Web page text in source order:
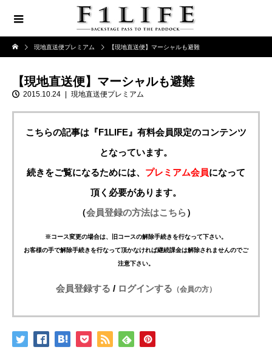
現地直送便プレミアム 【現地直送便】マーシャルも避難
【現地直送便】マーシャルも避難
2015.10.24 現地直送便プレミアム
こちらの記事は『F1LIFE』有料会員限定のコンテンツ
となっています。
続きをご覧になるためには、 プレミアム会員になって
頂く必要があります。
（会員登録の方法はこちら）
※コース変更の場合は、旧コースの解除手続きを行なって下さい。
お客様の手で解除手続きを行なって頂かなければ継続課金は解除されませんのでご
注意下さい。
会員登録する / ログインする （会員の方）